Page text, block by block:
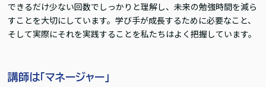
できるだけ少ない回数でしっかりと理解し、未来の勉強時間を減ら
すことを大切にしています。学び手が成長するために必要なこと、
そして実際にそれを実践することを私たちはよく把握しています。
講師は「マネージャー」